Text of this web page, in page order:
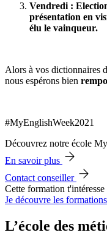
Vendredi :
présentation en
élu le vainqueur.
Alors à vos dictionnaires
nous espérons bien
#MyEnglishWeek2021
Découvrez notre école
En savoir plus
Contact conseiller
Cette formation t'intéresse
Je découvre les formations
L’école des